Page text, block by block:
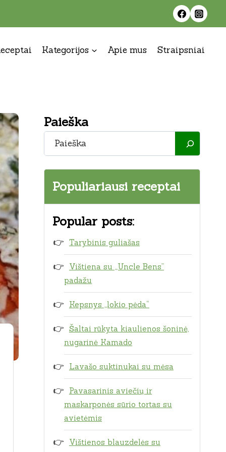
Kategorijos Apie mus Straipsniai
Paieška
Paieška
Populiariausi receptai
Popular posts:
Tarybinis guliašas
Vištiena su „Uncle Bens”
padažu
Kepsnys „lokio pėda“
Šaltai rūkyta kiaulienos šoninė,
nugarinė Kamado
Lavašo suktinukai su mėsa
Pavasarinis aviečių ir
maskarponės sūrio tortas su
avietėmis
Vištienos blauzdelės su